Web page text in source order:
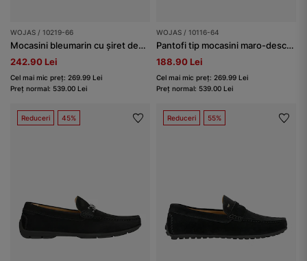
WOJAS / 10219-66
Mocasini bleumarin cu șiret decorativ de iuta bărbați
242.90 Lei
Cel mai mic preț: 269.99 Lei
Preț normal: 539.00 Lei
WOJAS / 10116-64
Pantofi tip mocasini maro-deschis bărbați
188.90 Lei
Cel mai mic preț: 269.99 Lei
Preț normal: 539.00 Lei
Reduceri 45% Reduceri 55%